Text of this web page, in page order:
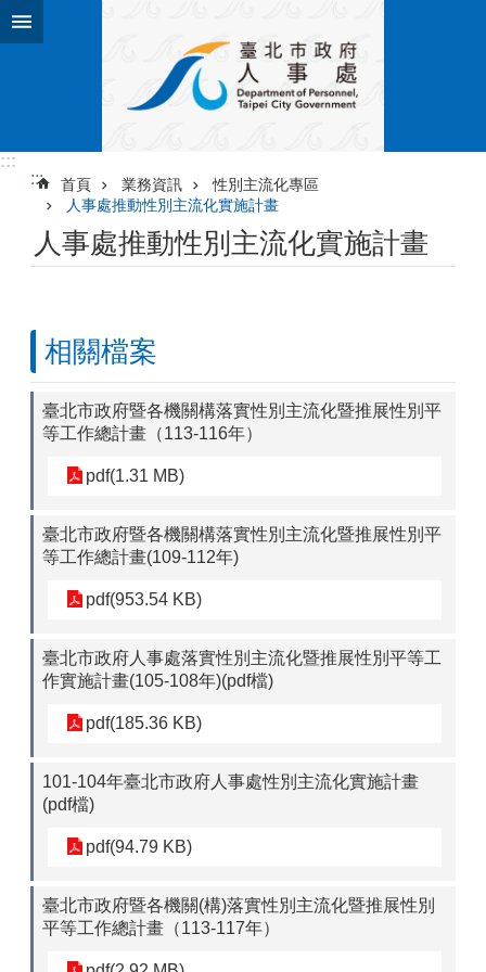
跳到主要內容區塊
:::
:::
首頁 業務資訊
性別主流化專區
人事處推動性別主流化實施計畫
人事處推動性別主流化實施計畫
相關檔案
臺北市政府暨各機關構落實性別主流化暨推展性別平
等工作總計畫（113-116年）
pdf(1.31 MB)
臺北市政府暨各機關構落實性別主流化暨推展性別平
等工作總計畫(109-112年)
pdf(953.54 KB)
臺北市政府人事處落實性別主流化暨推展性別平等工
作實施計畫(105-108年)(pdf檔)
pdf(185.36 KB)
101-104年臺北市政府人事處性別主流化實施計畫
(pdf檔)
pdf(94.79 KB)
臺北市政府暨各機關(構)落實性別主流化暨推展性別
平等工作總計畫（113-117年）